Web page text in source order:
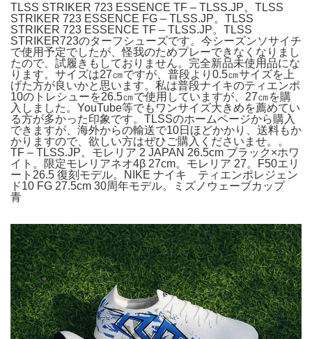
TLSS STRIKER 723 ESSENCE TF – TLSS.JP。TLSS
STRIKER 723 ESSENCE FG – TLSS.JP。TLSS
STRIKER 723 ESSENCE TF – TLSS.JP。TLSS
STRIKER723のターフシューズです。今シーズンソサイチ
で使用予定でしたが、怪我のためプレーできなくなりまし
たので、試履きもしておりません。完全新品未使用品にな
ります。サイズは27㎝ですが、普段より0.5㎝サイズを上
げた方が良いかと思います。私は普段ナイキのティエンポ
10のトレシューを26.5㎝で使用していますが、27㎝を購
入しました。YouTube等でもワンサイズ大きめを薦めてい
る方が多かった印象です。TLSSのホームページから購入
できますが、海外からの輸送で10日ほどかかり、送料もか
かりますので、欲しい方はぜひご購入くださいませ。。
TF – TLSS.JP。モレリア 2 JAPAN 26.5cm ブラック×ホワ
イト。限定モレリアネオ4β 27cm。モレリア 27。F50エリ
ート26.5 復刻モデル。NIKE ナイキ ティエンポレジェン
ド10 FG 27.5cm 30周年モデル。ミズノウェーブカップ
青